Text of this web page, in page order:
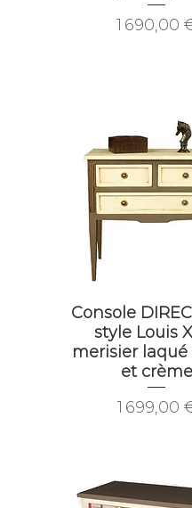
Prix
1 690,00
Console
style Louis
merisier laqué
et crème
Prix
1 699,00